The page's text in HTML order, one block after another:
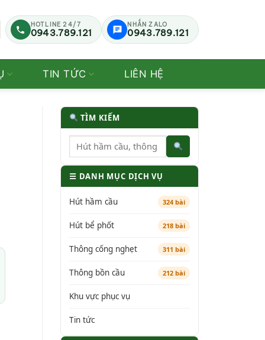
HOTLINE 24/7
0943.789.121
NHẮN ZALO
0943.789.121
TIN TỨC LIÊN HỆ
TÌM KIẾM
☰ DANH MỤC DỊCH VỤ
Hút hầm cầu 324 bài
Hút bể phốt 218 bài
Thông cống nghẹt 311 bài
Thông bồn cầu 212 bài
Khu vực phục vụ
Tin tức